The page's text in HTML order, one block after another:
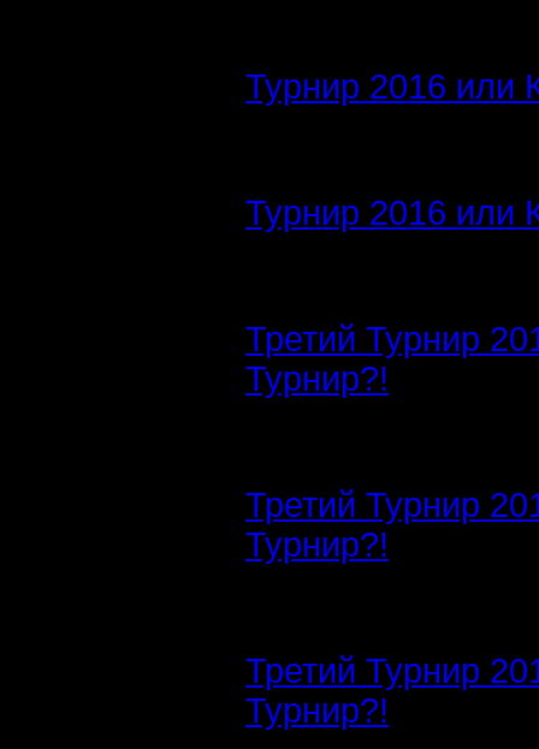
Турнир 2016 или
Турнир 2016 или
Третий Турнир
Турнир?!
Третий Турнир
Турнир?!
Третий Турнир
Турнир?!